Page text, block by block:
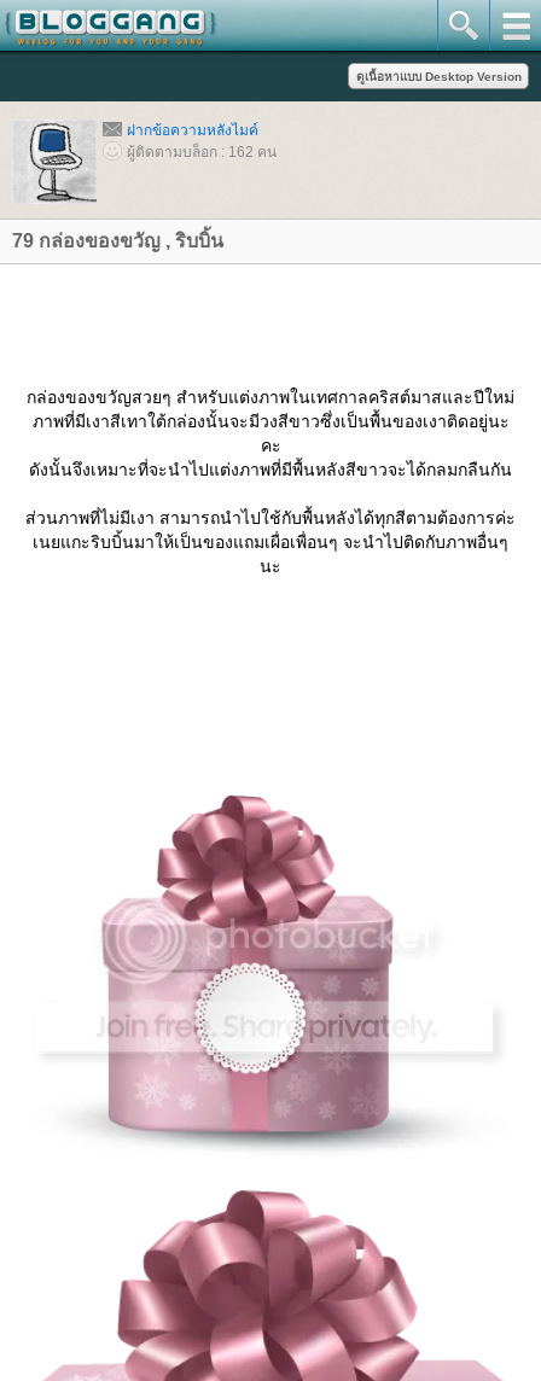
ฝากข้อความหลังไมค์
ผู้ติดตามบล็อก : 162 คน
79 กล่องของขวัญ , ริบบิ้น
กล่องของขวัญสวยๆ สำหรับแต่งภาพในเทศกาลคริสต์มาสและปีใหม่
ภาพที่มีเงาสีเทาใต้กล่องนั้นจะมีวงสีขาวซึ่งเป็นพื้นของเงาติดอยู่นะ
คะ
ดังนั้นจึงเหมาะที่จะนำไปแต่งภาพที่มีพื้นหลังสีขาวจะได้กลมกลืนกัน
ส่วนภาพที่ไม่มีเงา สามารถนำไปใช้กับพื้นหลังได้ทุกสีตามต้องการค่ะ
เนยแกะริบบิ้นมาให้เป็นของแถมเผื่อเพื่อนๆ จะนำไปติดกับภาพอื่นๆ
นะ